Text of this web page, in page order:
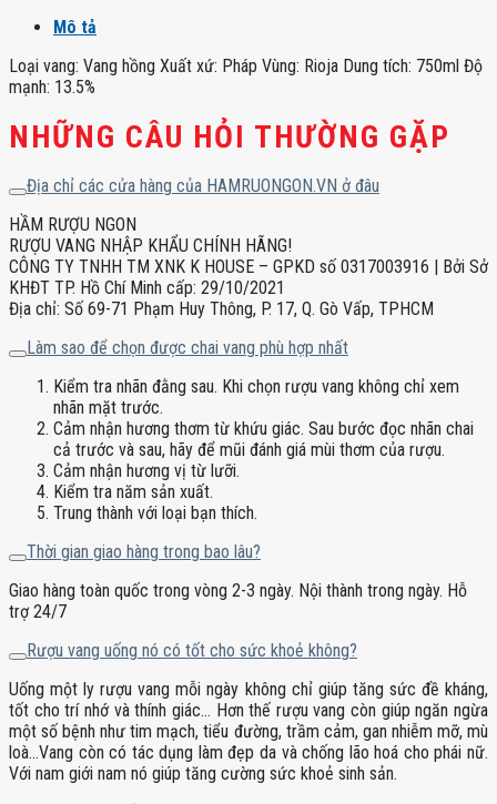
Mô tả
Loại vang: Vang hồng Xuất xứ: Pháp Vùng: Rioja Dung tích: 750ml Độ
mạnh: 13.5%
NHỮNG CÂU HỎI THƯỜNG GẶP
Địa chỉ các cửa hàng của HAMRUONGON.VN ở đâu
HẦM RƯỢU NGON
RƯỢU VANG NHẬP KHẨU CHÍNH HÃNG!
CÔNG TY TNHH TM XNK K HOUSE – GPKD số 0317003916 | Bởi Sở
KHĐT TP. Hồ Chí Minh cấp: 29/10/2021
Địa chỉ: Số 69-71 Phạm Huy Thông, P. 17, Q. Gò Vấp, TPHCM
Làm sao để chọn được chai vang phù hợp nhất
Kiểm tra nhãn đằng sau. Khi chọn rượu vang không chỉ xem
nhãn mặt trước.
Cảm nhận hương thơm từ khứu giác. Sau bước đọc nhãn chai
cả trước và sau, hãy để mũi đánh giá mùi thơm của rượu.
Cảm nhận hương vị từ lưỡi.
Kiểm tra năm sản xuất.
Trung thành với loại bạn thích.
Thời gian giao hàng trong bao lâu?
Giao hàng toàn quốc trong vòng 2-3 ngày. Nội thành trong ngày. Hỗ
trợ 24/7
Rượu vang uống nó có tốt cho sức khoẻ không?
Uống một ly rượu vang mỗi ngày không chỉ giúp tăng sức đề kháng,
tốt cho trí nhớ và thính giác… Hơn thế rượu vang còn giúp ngăn ngừa
một số bệnh như tim mạch, tiểu đường, trầm cảm, gan nhiễm mỡ, mù
loà…Vang còn có tác dụng làm đẹp da và chống lão hoá cho phái nữ.
Với nam giới nam nó giúp tăng cường sức khoẻ sinh sản.